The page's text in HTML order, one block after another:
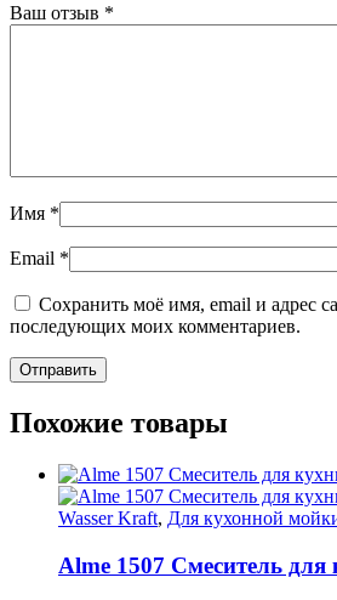
Ваш отзыв *
Имя *
Email *
Сохранить моё имя, email и адрес
последующих моих комментариев.
Похожие товары
Wasser Kraft, Для кухонной
Alme 1507 Смеситель для